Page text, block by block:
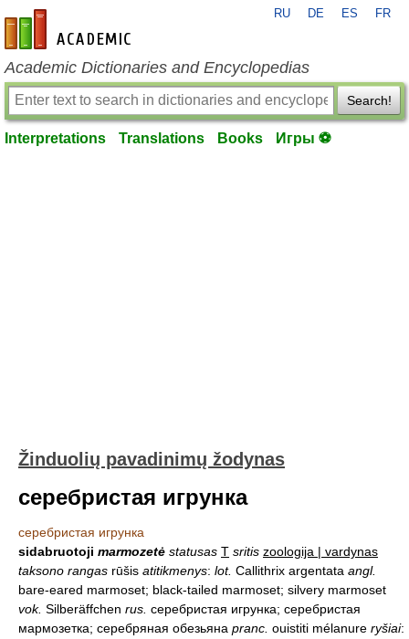
en-academic.com
RU DE ES FR
Academic Dictionaries and Encyclopedias
Search!
Interpretations Translations Books Игры ⚽
Žinduolių pavadinimų žodynas
серебристая игрунка
серебристая игрунка
sidabruotoji marmozetė statusas T sritis zoologija | vardynas
taksono rangas rūšis atitikmenys: lot. Callithrix argentata angl.
bare-eared marmoset; black-tailed marmoset; silvery marmoset
vok. Silberäffchen rus. серебристая игрунка; серебристая
мармозетка; серебряная обезьяна pranc. ouistiti mélanure ryšiai: